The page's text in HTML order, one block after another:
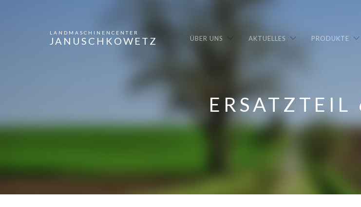
LANDMASCHINENCENTER
JANUSCHKOWETZ ÜBER UNS AKTUELLES PRODUKTE